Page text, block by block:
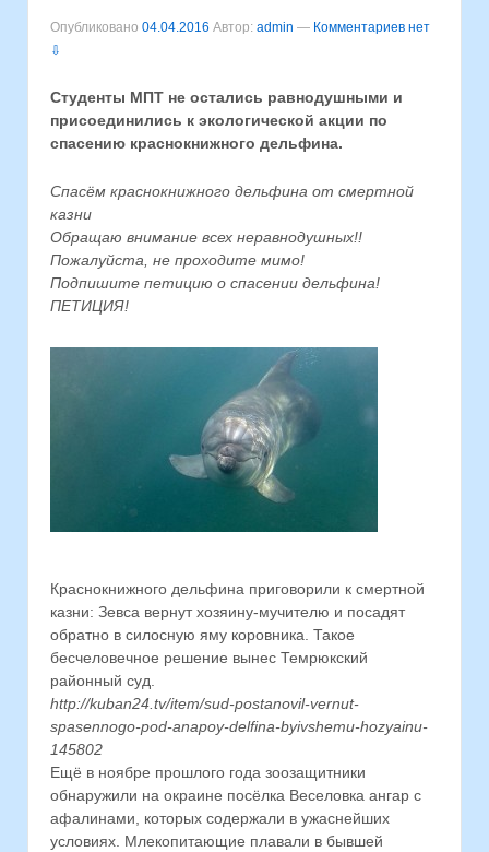
Опубликовано 04.04.2016 Автор: admin — Комментариев нет
⇩
Студенты МПТ не остались равнодушными и
присоединились к экологической акции по
спасению краснокнижного дельфина.
Спасём краснокнижного дельфина от смертной
казни
Обращаю внимание всех неравнодушных!!
Пожалуйста, не проходите мимо!
Подпишите петицию о спасении дельфина!
ПЕТИЦИЯ!
Краснокнижного дельфина приговорили к смертной
казни: Зевса вернут хозяину-мучителю и посадят
обратно в силосную яму коровника. Такое
бесчеловечное решение вынес Темрюкский
районный суд.
http://kuban24.tv/item/sud-postanovil-vernut-
spasennogo-pod-anapoy-delfina-byivshemu-hozyainu-
145802
Ещё в ноябре прошлого года зоозащитники
обнаружили на окраине посёлка Веселовка ангар с
афалинами, которых содержали в ужаснейших
условиях. Млекопитающие плавали в бывшей